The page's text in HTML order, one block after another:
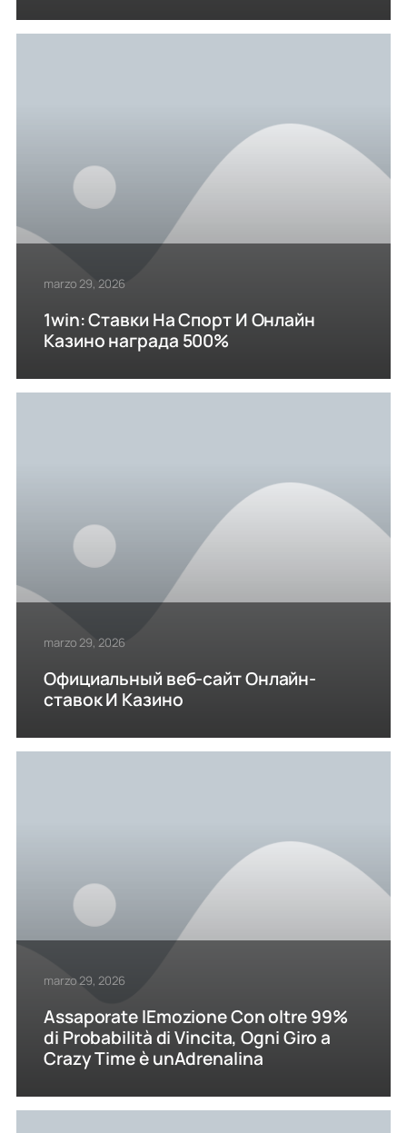
marzo 29, 2026
1win: Ставки На Cпорт И Онлайн
Казино награда 500%
marzo 29, 2026
Официальный веб-сайт Онлайн-
ставок И Казино
marzo 29, 2026
Assaporate lEmozione Con oltre 99%
di Probabilità di Vincita, Ogni Giro a
Crazy Time è unAdrenalina